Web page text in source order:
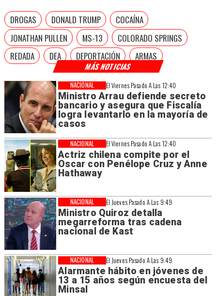
MÁS NOTICIAS
El Viernes Pasado A Las 12:40
Ministro Arrau defiende secreto
bancario y asegura que Fiscalía
logra levantarlo en la mayoría de
casos
NACIONAL
El Viernes Pasado A Las 12:40
Actriz chilena compite por el
Oscar con Penélope Cruz y Anne
Hathaway
NACIONAL
El Jueves Pasado A Las 9:49
Ministro Quiroz detalla
megarreforma tras cadena
nacional de Kast
NACIONAL
El Jueves Pasado A Las 9:49
Alarmante hábito en jóvenes de
13 a 15 años según encuesta del
Minsal
NACIONAL
DROGAS DONALD TRUMP
COCAÍNA
JONATHAN PULLEN
MS-13
COLORADO SPRINGS
REDADA
DEA DEPORTACIÓN ARMAS